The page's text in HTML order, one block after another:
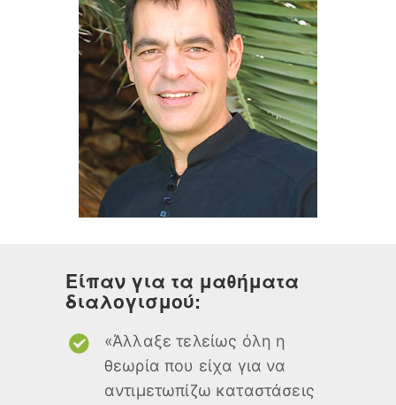
Είπαν για τα μαθήματα
διαλογισμού:
«Άλλαξε τελείως όλη η
θεωρία που είχα για να
αντιμετωπίζω καταστάσεις